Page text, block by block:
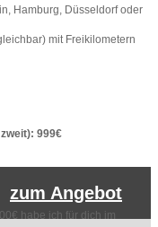
Hamburg, Düsseldorf oder
mit Freikilometern
999€
zum Angebot
habe ich für dich im